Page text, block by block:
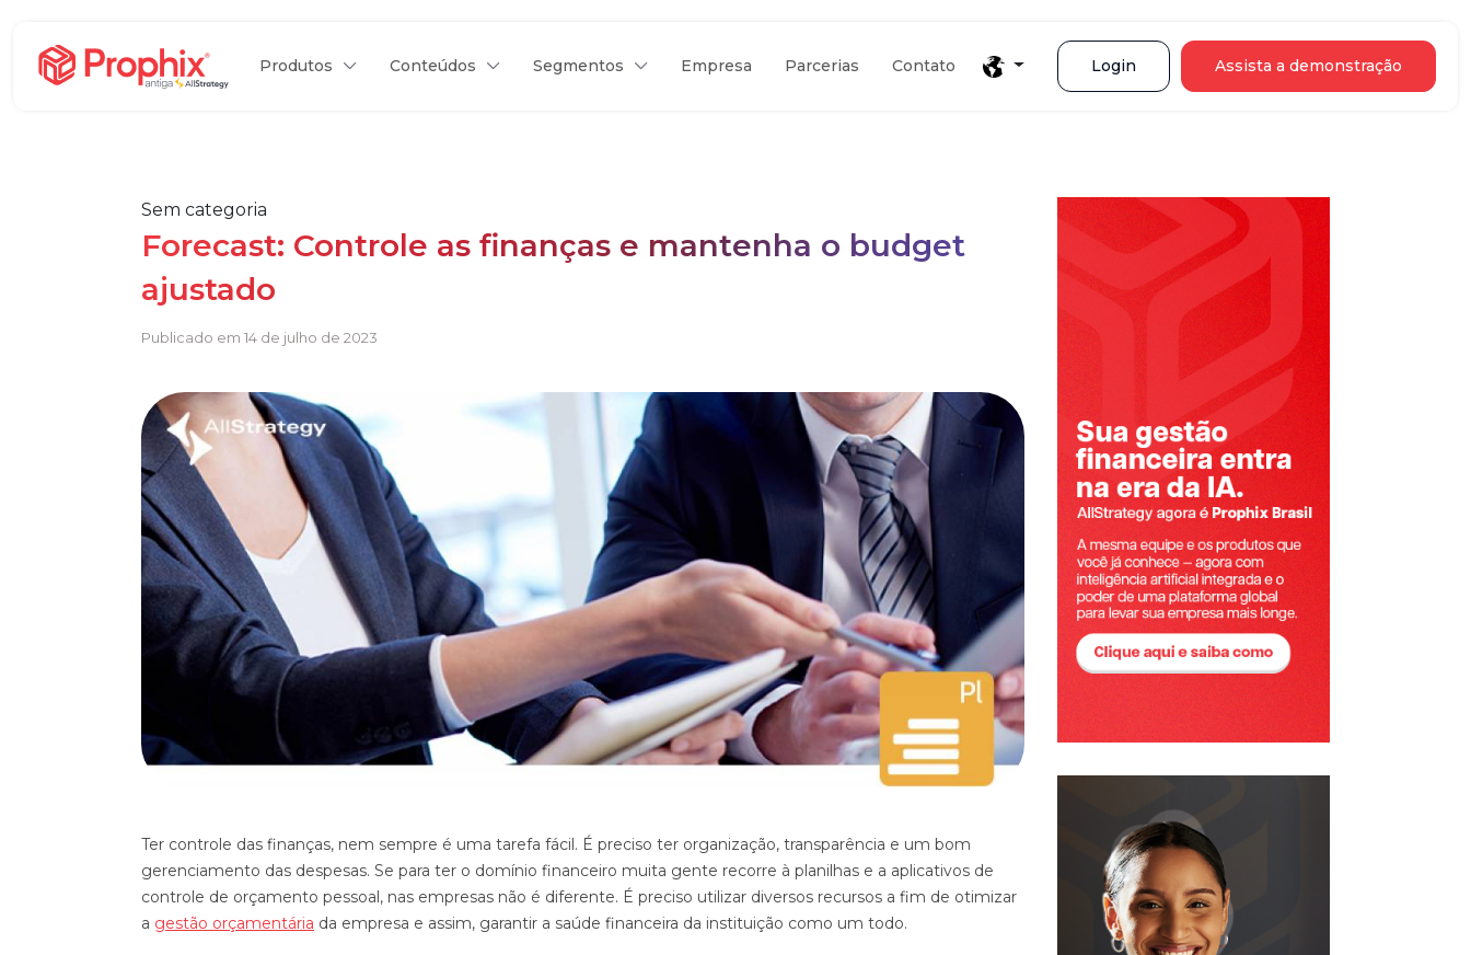
Produtos Conteúdos Segmentos Empresa Parcerias Contato Login Assista a demonstração
Sem categoria
Forecast: Controle as finanças e mantenha o budget
ajustado
Publicado em 14 de julho de 2023
Ter controle das finanças, nem sempre é uma tarefa fácil. É preciso ter organização, transparência e um bom
gerenciamento das despesas. Se para ter o domínio financeiro muita gente recorre à planilhas e a aplicativos de
controle de orçamento pessoal, nas empresas não é diferente. É preciso utilizar diversos recursos a fim de otimizar
a gestão orçamentária da empresa e assim, garantir a saúde financeira da instituição como um todo.